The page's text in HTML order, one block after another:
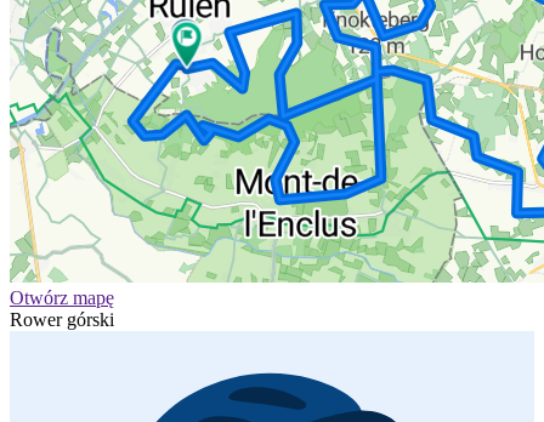
Otwórz mapę
Rower górski